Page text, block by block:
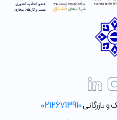
بازرگانی02126713910